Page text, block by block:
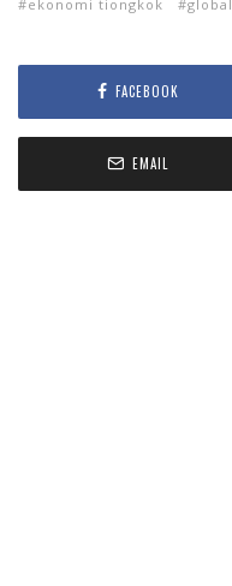
ekonomi tiongkok
FACEBOOK
EMAIL